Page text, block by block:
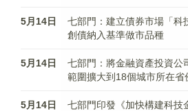
5月14日
七部門：建立債券市場「科
創債納入基準做市品種
5月14日
七部門：將金融資產投資公
範圍擴大到18個城市所在省
5月14日
七部門印發《加快構建科技